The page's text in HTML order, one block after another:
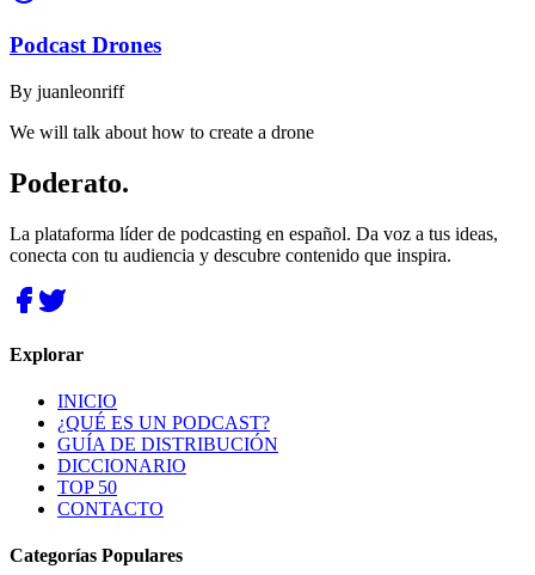
Podcast Drones
By juanleonriff
We will talk about how to create a drone
Poderato.
La plataforma líder de podcasting en español. Da voz a tus ideas,
conecta con tu audiencia y descubre contenido que inspira.
Explorar
INICIO
¿QUÉ ES UN PODCAST?
GUÍA DE DISTRIBUCIÓN
DICCIONARIO
TOP 50
CONTACTO
Categorías Populares